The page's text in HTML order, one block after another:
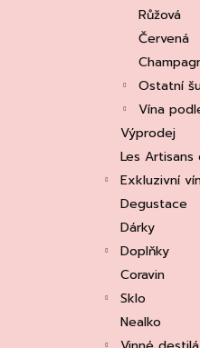
Růžová
Červená
Ostatní
Vína
Výprodej
Les Artisans
Exkluzivní
Degustace
Dárky
Doplňky
Coravin
Sklo
Nealko
ASOLO
BRUT,
253 Kč
Původně: 335